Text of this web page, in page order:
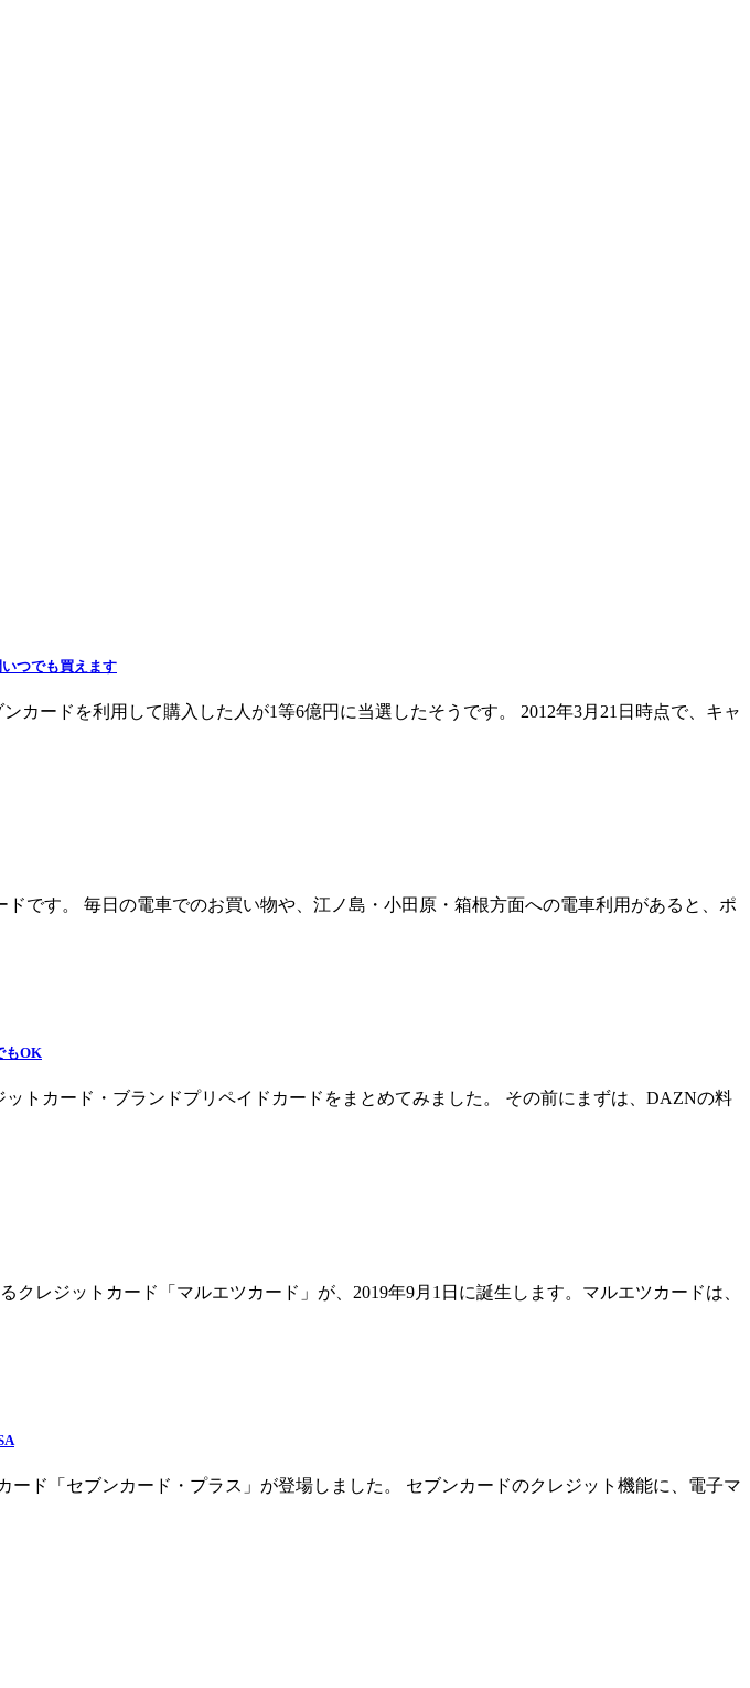
つでも買えます
ードを利用して購入した人が1等6億円に当選したそうです。 2012年3月21日時点で、キャ
です。 毎日の電車でのお買い物や、江ノ島・小田原・箱根方面への電車利用があると、ポ
もOK
トカード・ブランドプリペイドカードをまとめてみました。 その前にまずは、DAZNの料
レジットカード「マルエツカード」が、2019年9月1日に誕生します。マルエツカードは、
ド「セブンカード・プラス」が登場しました。 セブンカードのクレジット機能に、電子マ